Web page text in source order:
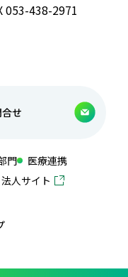
053-438-2971
せ
門
医療連携
法人サイト